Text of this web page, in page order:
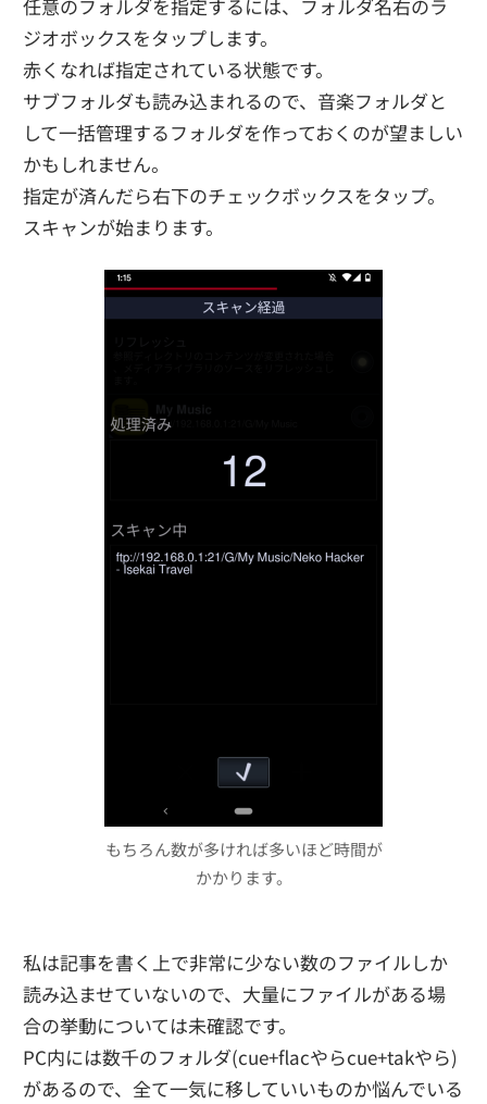
任意のフォルダを指定するには、フォルダ名右のラ
ジオボックスをタップします。
赤くなれば指定されている状態です。
サブフォルダも読み込まれるので、音楽フォルダと
して一括管理するフォルダを作っておくのが望ましい
かもしれません。
指定が済んだら右下のチェックボックスをタップ。
スキャンが始まります。
もちろん数が多ければ多いほど時間が
かかります。
私は記事を書く上で非常に少ない数のファイルしか
読み込ませていないので、大量にファイルがある場
合の挙動については未確認です。
PC内には数千のフォルダ(cue+flacやらcue+takやら)
があるので、全て一気に移していいものか悩んでいる